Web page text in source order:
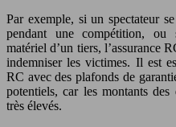
Par exemple, si un spectateur
pendant une compétition, ou
matériel d’un tiers, l’assurance
indemniser les victimes. Il est
RC avec des plafonds de
potentiels, car les montants
très élevés.